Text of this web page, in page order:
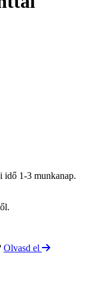
idő 1-3 munkanap.
Olvasd el